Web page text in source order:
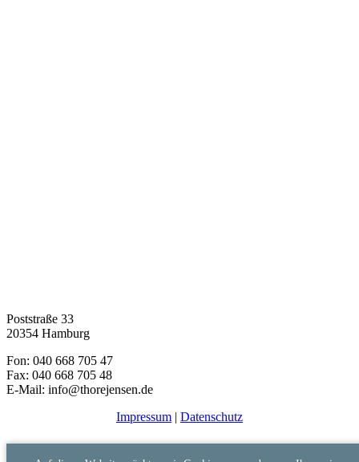
Poststraße 33
20354 Hamburg
Fon: 040 668 705 47
Fax: 040 668 705 48
E-Mail: info@thorejensen.de
Impressum | Datenschutz